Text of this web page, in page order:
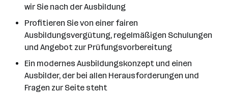
wir Sie nach der Ausbildung
Profitieren Sie von einer fairen
Ausbildungsvergütung, regelmäßigen Schulungen
und Angebot zur Prüfungsvorbereitung
Ein modernes Ausbildungskonzept und einen
Ausbilder, der bei allen Herausforderungen und
Fragen zur Seite steht